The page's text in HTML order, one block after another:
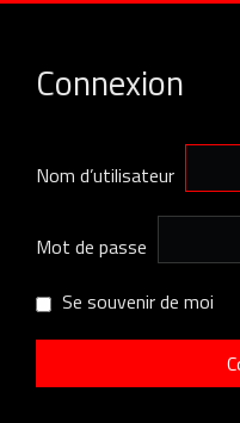
Connexion
Nom d’utilisateur
Mot de passe
Se souvenir de moi